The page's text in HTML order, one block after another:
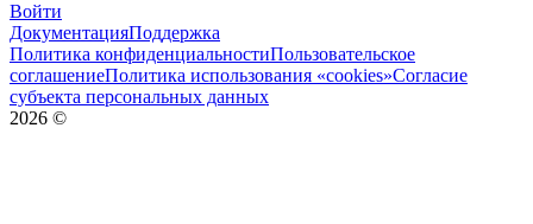
Войти
ДокументацияПоддержка
Политика конфиденциальностиПользовательское
соглашениеПолитика использования «cookies»Согласие
субъекта персональных данных
2026 ©